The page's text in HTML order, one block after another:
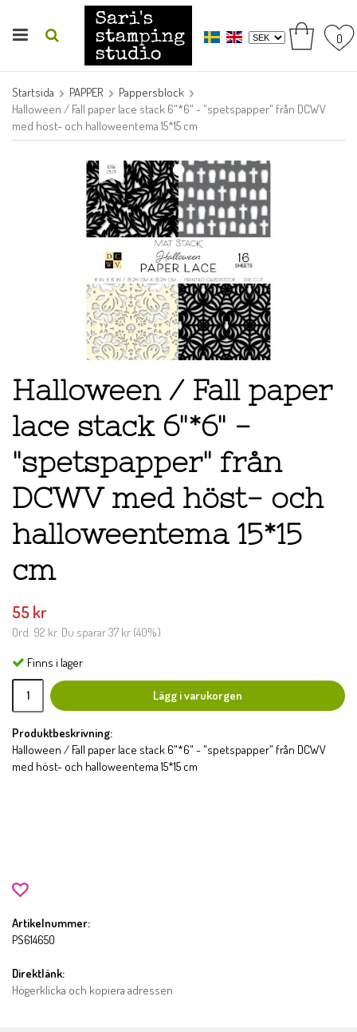
0
Startsida PAPPER
Pappersblock
Halloween / Fall paper lace stack 6"*6" - "spetspapper" från DCWV
med höst- och halloweentema 15*15 cm
Halloween / Fall paper
lace stack 6"*6" -
"spetspapper" från
DCWV med höst- och
halloweentema 15*15
cm
55 kr
Ord. 92 kr. Du sparar37 kr (40%)
Finns i lager
Lägg i varukorgen
Produktbeskrivning:
Halloween / Fall paper lace stack 6"*6" - "spetspapper" från DCWV
med höst- och halloweentema 15*15 cm
Artikelnummer:
PS614650
Direktlänk:
Högerklicka och kopiera adressen